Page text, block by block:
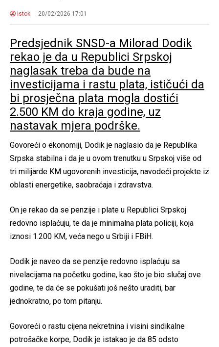
istok 20/02/2026 17:01
Predsjednik SNSD-a Milorad Dodik
rekao je da u Republici Srpskoj
naglasak treba da bude na
investicijama i rastu plata, ističući da
bi prosječna plata mogla dostići
2.500 KM do kraja godine, uz
nastavak mjera podrške.
Govoreći o ekonomiji, Dodik je naglasio da je Republika
Srpska stabilna i da je u ovom trenutku u Srpskoj više od
tri milijarde KM ugovorenih investicija, navodeći projekte iz
oblasti energetike, saobraćaja i zdravstva.
On je rekao da se penzije i plate u Republici Srpskoj
redovno isplaćuju, te da je minimalna plata policiji, koja
iznosi 1.200 KM, veća nego u Srbiji i FBiH.
Dodik je naveo da se penzije redovno isplaćuju sa
nivelacijama na početku godine, kao što je bio slučaj ove
godine, te da će se pokušati još nešto uraditi, bar
jednokratno, po tom pitanju.
Govoreći o rastu cijena nekretnina i visini sindikalne
potrošačke korpe, Dodik je istakao je da 85 odsto